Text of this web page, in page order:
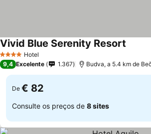
4 EstrelasHotel
Vivid Blue Serenity Resort
9,4 Excelente 1.367 Budva, a 5.4 km de
De € 82
Consulte os preços de 8 sites